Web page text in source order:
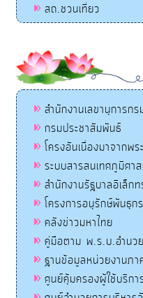
สถ.ชวนเที่ยว
สำนักงานเลขานุการกร
กรมประชาสัมพันธ์
โครงอันเนื่องมาจากพร
ระบบสารสนเทศภูมิศา
สำนักงานรัฐบาลอิเล็
โครงการอนุรักษ์พันธุก
คลังข่าวมหาไทย
คู่มือตาม พ.ร.บ.อำนว
ฐานข้อมูลหน่วยงานภา
ศูนย์คุ้มครองผู้ใช้บริกา